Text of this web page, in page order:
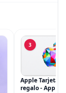
3
Apple Tarjeta
regalo - App